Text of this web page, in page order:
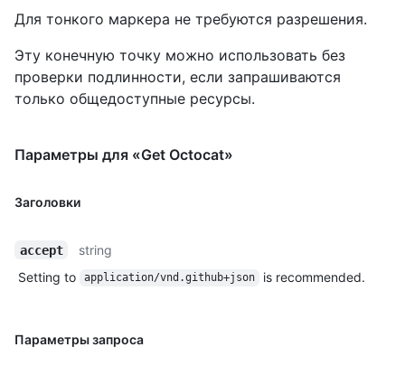
Для тонкого маркера не требуются разрешения.
Эту конечную точку можно использовать без
проверки подлинности, если запрашиваются
только общедоступные ресурсы.
Параметры для «Get Octocat»
Заголовки
accept
string
Setting to
application/vnd.github+json is recommended.
Параметры запроса